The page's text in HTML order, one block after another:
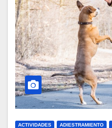
ACTIVIDADES ADIESTRAMIENTO